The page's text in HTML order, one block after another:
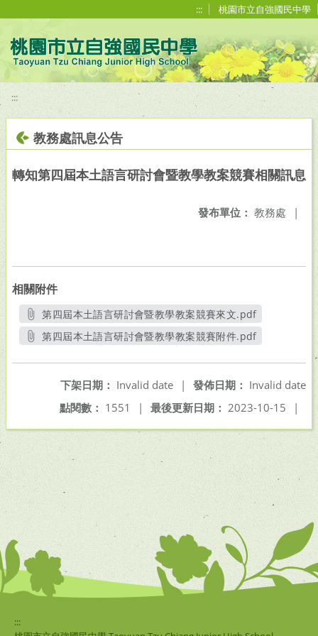
::: 桃園市立自強國民中學
:::
教務處訊息公告
轉知第四屆本土語言研討會暨教學教案競賽相關訊息
發布單位： 教務處 |
相關附件
第四屆本土語言研討會暨教學教案競賽來文.pdf
另開新視窗
第四屆本土語言研討會暨教學教案競賽附件.pdf
發佈日期： Invalid date
下架日期： Invalid date
|
最後更新日期： 2023-10-15 |
點閱數： 1551 |
:::